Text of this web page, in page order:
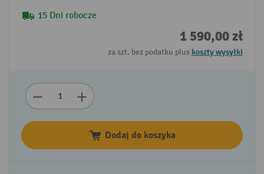
15 Dni robocze
1 590,00 zł
za szt. bez podatku plus koszty wysyłki
Dodaj do koszyka